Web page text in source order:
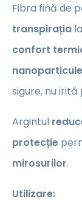
Fibra fină de
transpirația
confort
sigure, nu
Argintul
protecție
mirosurilor.
Utilizare: